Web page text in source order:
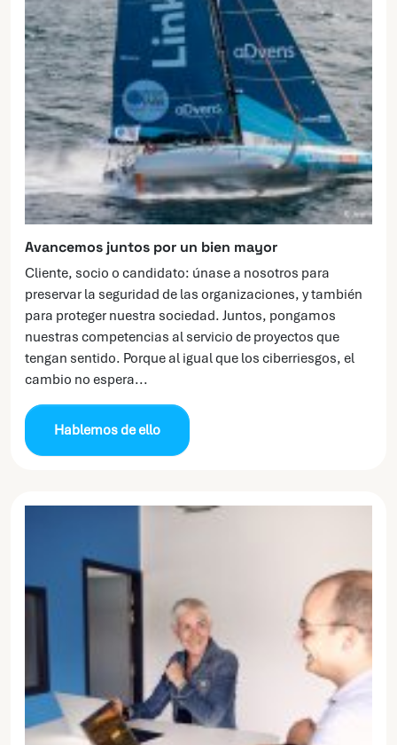
Avancemos juntos por un bien mayor
Cliente, socio o candidato: únase a nosotros para
preservar la seguridad de las organizaciones, y también
para proteger nuestra sociedad. Juntos, pongamos
nuestras competencias al servicio de proyectos que
tengan sentido. Porque al igual que los ciberriesgos, el
cambio no espera...
Hablemos de ello